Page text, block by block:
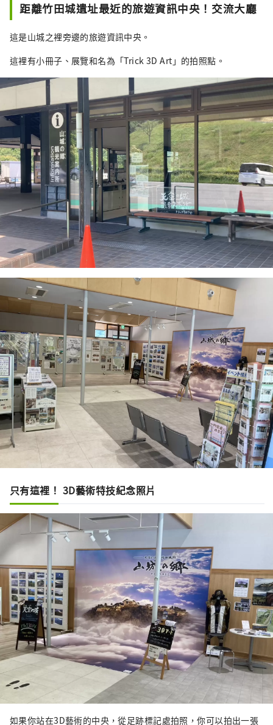
距離竹田城遺址最近的旅遊資訊中央！交流大廳
這是山城之裡旁邊的旅遊資訊中央。
這裡有小冊子、展覽和名為「Trick 3D Art」的拍照點。
只有這裡！ 3D藝術特技紀念照片
如果你站在3D藝術的中央，從足跡標記處拍照，你可以拍出一張